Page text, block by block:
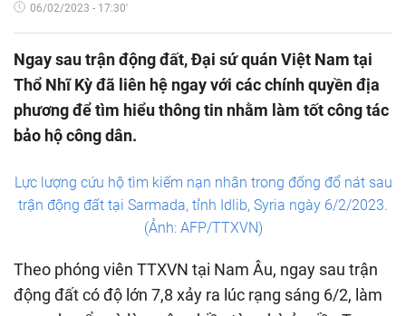
06/02/2023 - 17:30'
Ngay sau trận động đất, Đại sứ quán Việt Nam tại
Thổ Nhĩ Kỳ đã liên hệ ngay với các chính quyền địa
phương để tìm hiểu thông tin nhằm làm tốt công tác
bảo hộ công dân.
Lực lượng cứu hộ tìm kiếm nạn nhân trong đống đổ nát sau
trận động đất tại Sarmada, tỉnh Idlib, Syria ngày 6/2/2023.
(Ảnh: AFP/TTXVN)
Theo phóng viên TTXVN tại Nam Âu, ngay sau trận
động đất có độ lớn 7,8 xảy ra lúc rạng sáng 6/2, làm